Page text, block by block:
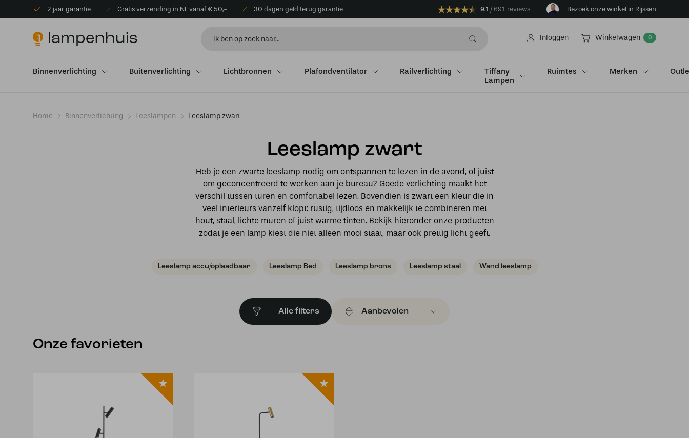
2 jaar garantie Gratis verzending in NL vanaf € 50,- 30 dagen geld terug garantie 9.1 691 reviews Bezoek onze winkel in Rijssen
Inloggen Winkelwagen 0
Binnenverlichting Buitenverlichting Lichtbronnen Plafondventilator Railverlichting
Tiffany
Lampen
Ruimtes Merken
Home Binnenverlichting Leeslampen Leeslamp zwart
Leeslamp zwart
Heb je een zwarte leeslamp nodig om ontspannen te lezen in de avond, of juist
om geconcentreerd te werken aan je bureau? Goede verlichting maakt het
verschil tussen turen en comfortabel lezen. Bovendien is zwart een kleur die in
veel interieurs vanzelf klopt: rustig, tijdloos en makkelijk te combineren met
hout, staal, lichte muren of juist warme tinten. Bekijk hieronder onze producten
zodat je een lamp kiest die niet alleen mooi staat, maar ook prettig licht geeft.
Leeslamp accu/oplaadbaar Leeslamp Bed Leeslamp brons Leeslamp staal Wand leeslamp
Alle filters
Onze favorieten